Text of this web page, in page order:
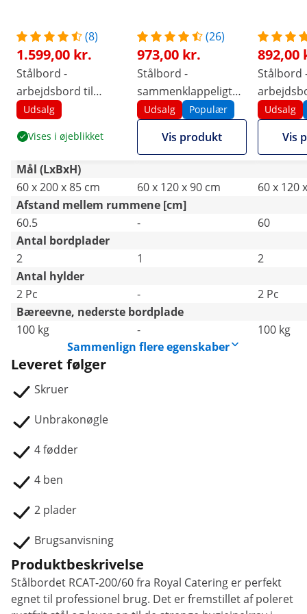
(8)
1.599,00 kr.
Stålbord -
arbejdsbord til
køkken - ECO - 200 x
Catering
Udsalg
Vises i øjeblikket
(26)
973,00 kr.
Stålbord -
sammenklappeligt
arbejdsbord -
PREMIUM - 120 x 60
cm - 210 kg - Royal
Udsalg Populær
Vis produkt
892,00
Stålbord
køkken -
60 cm -
bagkant
Udsalg
Vis
Mål (LxBxH)
60 x 200 x 85 cm
60 x 120 x 90 cm
60 x 120
Afstand mellem rummene [cm]
60.5
-
60
Antal bordplader
2
1
2
Antal hylder
2 Pc
-
2 Pc
Bæreevne, nederste bordplade
100 kg
-
100 kg
Sammenlign flere egenskaber
Leveret følger
Skruer
Unbrakonøgle
4 fødder
4 ben
2 plader
Brugsanvisning
Produktbeskrivelse
Stålbordet RCAT-200/60 fra Royal Catering er perfekt
egnet til professionel brug. Det er fremstillet af poleret